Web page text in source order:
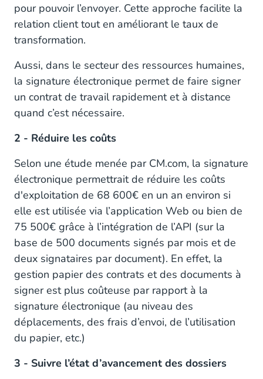
pour pouvoir l’envoyer. Cette approche facilite la
relation client tout en améliorant le taux de
transformation.
Aussi, dans le secteur des ressources humaines,
la signature électronique permet de faire signer
un contrat de travail rapidement et à distance
quand c’est nécessaire.
2 - Réduire les coûts
Selon une étude menée par CM.com, la signature
électronique permettrait de réduire les coûts
d'exploitation de 68 600€ en un an environ si
elle est utilisée via l’application Web ou bien de
75 500€ grâce à l’intégration de l’API (sur la
base de 500 documents signés par mois et de
deux signataires par document). En effet, la
gestion papier des contrats et des documents à
signer est plus coûteuse par rapport à la
signature électronique (au niveau des
déplacements, des frais d’envoi, de l’utilisation
du papier, etc.)
3 - Suivre l’état d’avancement des dossiers